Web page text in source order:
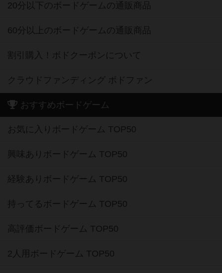
20分以下のボードゲームの通販商品
60分以上のボードゲームの通販商品
割引購入！ボドクーポンについて
クラウドファンディング ボドファン
おすすめボードゲーム
お気に入りボードゲーム TOP50
興味ありボードゲーム TOP50
経験ありボードゲーム TOP50
持ってるボードゲーム TOP50
高評価ボードゲーム TOP50
2人用ボードゲーム TOP50